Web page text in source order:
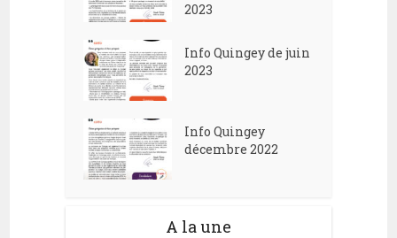
2023
Info Quingey de juin
2023
Info Quingey
décembre 2022
A la une